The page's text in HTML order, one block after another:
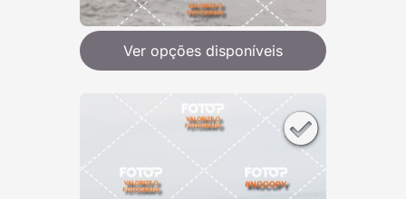
Ver opções disponíveis